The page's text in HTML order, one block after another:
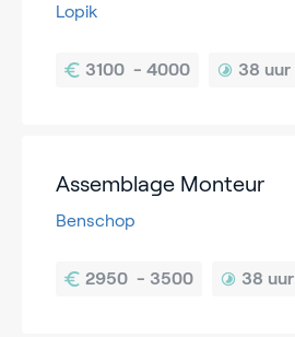
Lopik
38 uur
Assemblage Monteur
Benschop
38 uur